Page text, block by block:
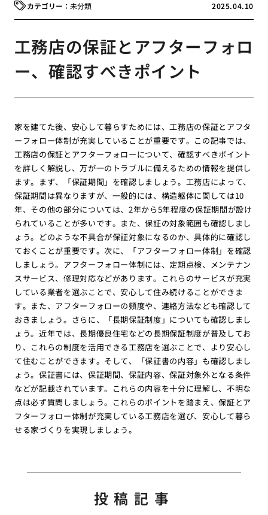
2025.04.10
未分類
工務店の保証とアフターフォロ
ー、確認すべきポイント
家を建てた後、安心して暮らすためには、工務店の保証とアフタ
ーフォロー体制が充実していることが重要です。この記事では、
工務店の保証とアフターフォローについて、確認すべきポイント
を詳しく解説し、万が一のトラブルに備えるための情報を提供し
ます。まず、「保証期間」を確認しましょう。工務店によって、
保証期間は異なりますが、一般的には、構造躯体に関しては10
年、その他の部分については、2年から5年程度の保証期間が設け
られていることが多いです。また、保証の対象範囲も確認しまし
ょう。どのような不具合が保証対象になるのか、具体的に確認し
ておくことが重要です。次に、「アフターフォロー体制」を確認
しましょう。アフターフォロー体制には、定期点検、メンテナン
スサービス、修理対応などがあります。これらのサービスが充実
している業者を選ぶことで、安心して住み続けることができま
す。また、アフターフォローの頻度や、連絡方法なども確認して
おきましょう。さらに、「長期保証制度」についても確認しまし
ょう。近年では、長期優良住宅などの長期保証制度が普及してお
り、これらの制度を活用できる工務店を選ぶことで、より安心し
て住むことができます。そして、「保証書の内容」も確認しまし
ょう。保証書には、保証期間、保証内容、保証対象外となる条件
などが記載されています。これらの内容を十分に理解し、不明な
点は必ず質問しましょう。これらのポイントを踏まえ、保証とア
フターフォロー体制が充実している工務店を選び、安心して暮ら
せる家づくりを実現しましょう。
投稿記事